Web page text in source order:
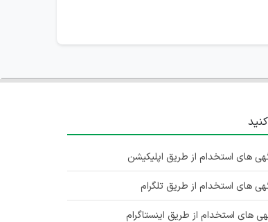
های استخدام از طریق اپلیکیشن
های استخدام از طریق تلگرام
های استخدام از طریق اینستاگرام